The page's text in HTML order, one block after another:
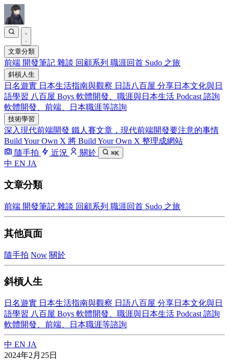
文章分類
前端 開發筆記 雜談 回顧系列 職涯回首 Sudo 之旅
斜槓人生
日名遊實 日本生活指南與觀察 日語八百屋 分享日本文化與日
語學習 八百屋 Boys 軟體開發、職涯與日本生活 Podcast 諮詢
軟體開發、前端、日本職涯等諮詢
技術學習
深入現代前端開發 鐵人賽文章，現代前端開發要注意的事情
Build Your Own X 將 Build Your Own X 整理成網站
隨手拍
近況 關於 ⌘K
中 EN JA
文章分類
前端 開發筆記 雜談 回顧系列 職涯回首 Sudo 之旅
其他頁面
隨手拍 Now 關於
斜槓人生
日名遊實 日本生活指南與觀察 日語八百屋 分享日本文化與日
語學習 八百屋 Boys 軟體開發、職涯與日本生活 Podcast 諮詢
軟體開發、前端、日本職涯等諮詢
中 EN JA
2024年2月25日